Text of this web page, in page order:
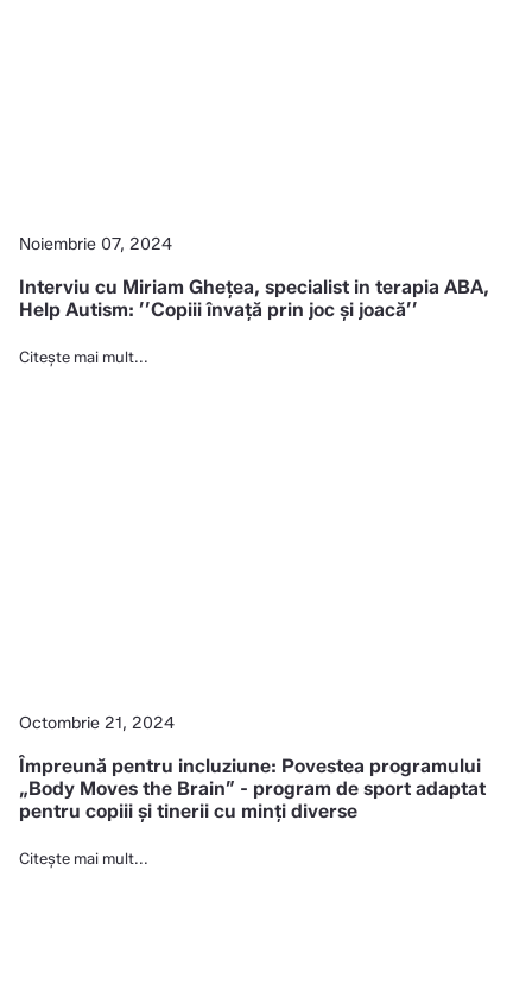
Noiembrie 07, 2024
Interviu cu Miriam Ghețea, specialist in terapia ABA,
Help Autism: ’’Copiii învață prin joc și joacă’’
Citește mai mult...
Octombrie 21, 2024
Împreună pentru incluziune: Povestea programului
„Body Moves the Brain” - program de sport adaptat
pentru copiii și tinerii cu minți diverse
Citește mai mult...